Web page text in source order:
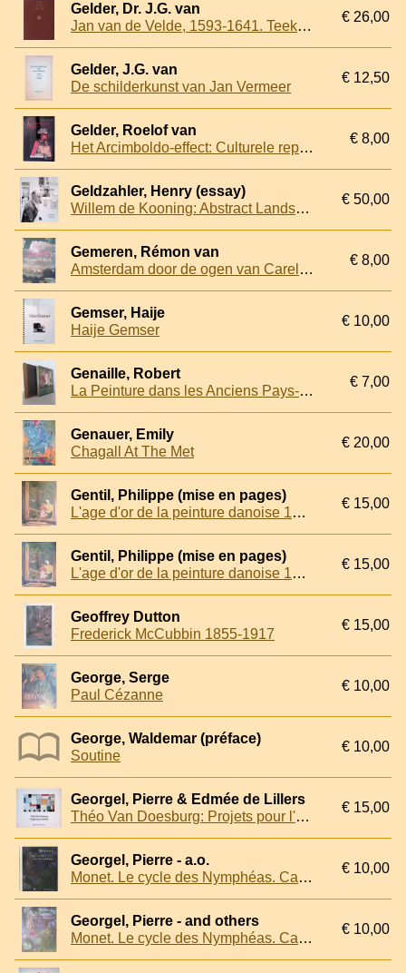
Gelder, Dr. J.G. van
Jan van de Velde, 1593-1641. Teekenaar-Schilder. Beschrijvende catalogus met een inleidende beschouwing over den teekenstijl en het landschap in de kunst in het begin der 17e eeuw.
€ 26,00
Gelder, J.G. van
De schilderkunst van Jan Vermeer
€ 12,50
Gelder, Roelof van
Het Arcimboldo-effect: Culturele reportages
€ 8,00
Geldzahler, Henry (essay)
Willem de Kooning: Abstract Landscapes 1955-63
€ 50,00
Gemeren, Rémon van
Amsterdam door de ogen van Carel Willink
€ 8,00
Gemser, Haije
Haije Gemser
€ 10,00
Genaille, Robert
La Peinture dans les Anciens Pays-Bas: de Van Eyck a Bruegel,
€ 7,00
Genauer, Emily
Chagall At The Met
€ 20,00
Gentil, Philippe (mise en pages)
L'age d'or de la peinture danoise 1800-1850
€ 15,00
Gentil, Philippe (mise en pages)
L'age d'or de la peinture danoise 1800-1850
€ 15,00
Geoffrey Dutton
Frederick McCubbin 1855-1917
€ 15,00
George, Serge
Paul Cézanne
€ 10,00
George, Waldemar (préface)
Soutine
€ 10,00
Georgel, Pierre & Edmée de Lillers
Théo Van Doesburg: Projets pour l'Aubette
€ 15,00
Georgel, Pierre - a.o.
Monet. Le cycle des Nymphéas. Catalogue Sommaire
€ 10,00
Georgel, Pierre - and others
Monet. Le cycle des Nymphéas. Catalogue Sommaire
€ 10,00